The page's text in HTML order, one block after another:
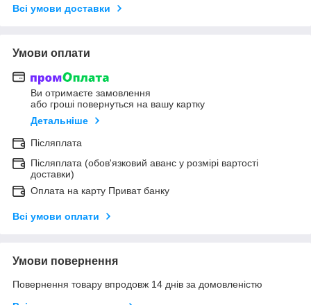
Всі умови доставки
Умови оплати
Ви отримаєте замовлення
або гроші повернуться на вашу картку
Детальніше
Післяплата
Післяплата (обов'язковий аванс у розмірі вартості
доставки)
Оплата на карту Приват банку
Всі умови оплати
Умови повернення
Повернення товару впродовж 14 днів за домовленістю